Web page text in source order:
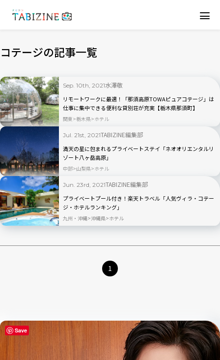
コテージの記事一覧
Sep. 10th, 2021水澤敬
リモートワークに最適！「那須高原TOWAピュアコテージ」は
仕事に集中できる便利な貸別荘が充実【栃木県那須町】
関東 栃木県 ホテル
Jul. 21st, 2021TABIZINE編集部
満天の星に包まれるプライベートステイ「ネオオリエンタルリ
ゾート八ヶ岳高原」
中部 山梨県 ホテル
Jun. 23rd, 2021TABIZINE編集部
プライベートプール付き！楽天トラベル「人気ヴィラ・コテー
ジ・ホテルランキング」
九州・沖縄 沖縄県 ホテル
1
Save